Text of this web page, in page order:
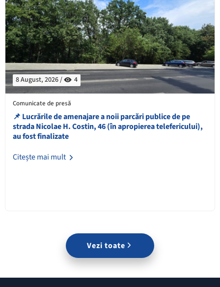
8 August, 2026 / 4
Comunicate de presă
📌 ​Lucrările de amenajare a noii parcări publice de pe
strada Nicolae H. Costin, 46 (în apropierea telefericului),
au fost finalizate
Citește mai mult
Vezi toate